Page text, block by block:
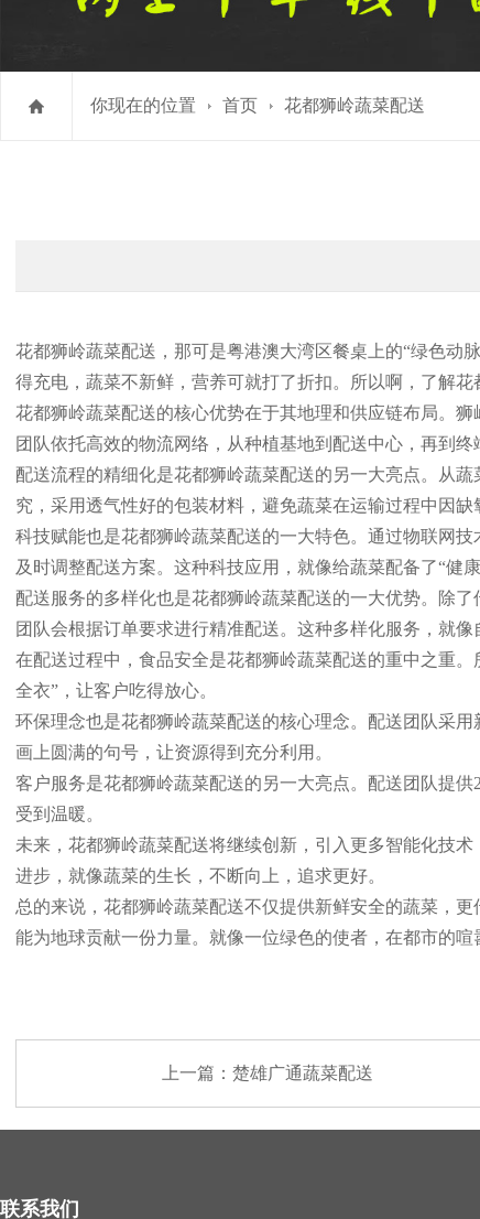
你现在的位置 首页 花都狮岭蔬菜配送
花都狮岭蔬菜配送，那可是粤港澳大湾区餐桌上的“绿色动
得充电，蔬菜不新鲜，营养可就打了折扣。所以啊，了解
花都狮岭蔬菜配送的核心优势在于其地理和供应链布局。
团队依托高效的物流网络，从种植基地到配送中心，再到
配送流程的精细化是花都狮岭蔬菜配送的另一大亮点。从
究，采用透气性好的包装材料，避免蔬菜在运输过程中因
科技赋能也是花都狮岭蔬菜配送的一大特色。通过物联网
及时调整配送方案。这种科技应用，就像给蔬菜配备了“健
配送服务的多样化也是花都狮岭蔬菜配送的一大优势。除
团队会根据订单要求进行精准配送。这种多样化服务，就
在配送过程中，食品安全是花都狮岭蔬菜配送的重中之重
全衣”，让客户吃得放心。
环保理念也是花都狮岭蔬菜配送的核心理念。配送团队采
画上圆满的句号，让资源得到充分利用。
客户服务是花都狮岭蔬菜配送的另一大亮点。配送团队提
受到温暖。
未来，花都狮岭蔬菜配送将继续创新，引入更多智能化技
进步，就像蔬菜的生长，不断向上，追求更好。
总的来说，花都狮岭蔬菜配送不仅提供新鲜安全的蔬菜，
能为地球贡献一份力量。就像一位绿色的使者，在都市的喧
上一篇： 楚雄广通蔬菜配送
联系我们